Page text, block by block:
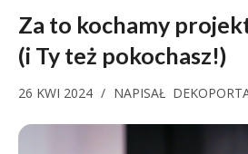
Za to kochamy
(i Ty też pokochasz!)
26 KWI 2024 / NAPISAŁ